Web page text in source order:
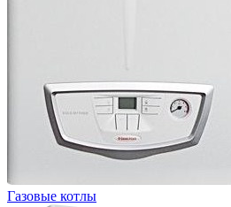
Газовые котлы